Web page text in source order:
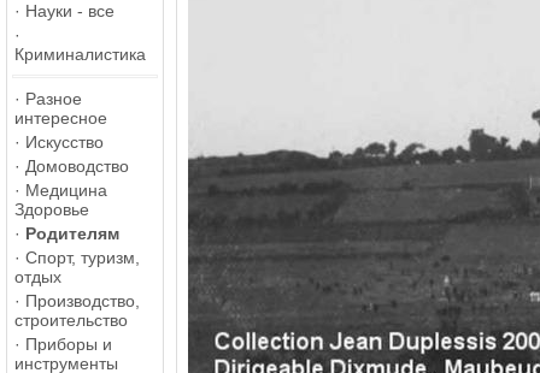
· Науки - все
·
Криминалистика
· Разное
интересное
· Искусство
· Домоводство
· Медицина
Здоровье
· Родителям
· Спорт, туризм,
отдых
· Производство,
строительство
· Приборы и
инструменты